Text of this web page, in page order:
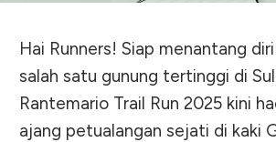
Hai Runners! Siap menantang
salah satu gunung tertinggi di
Rantemario Trail Run 2025 kini
ajang petualangan sejati di kaki